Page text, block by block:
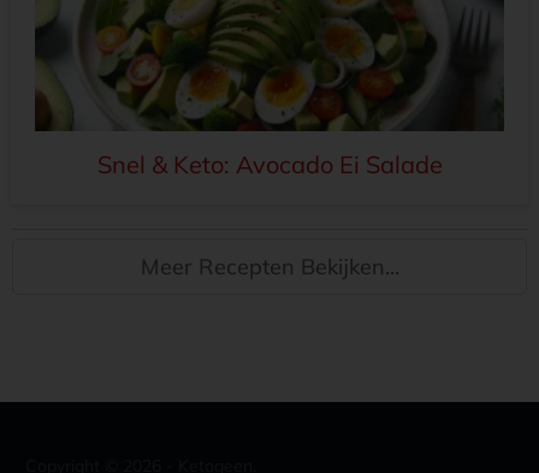
Snel & Keto: Avocado Ei Salade
Meer Recepten Bekijken...